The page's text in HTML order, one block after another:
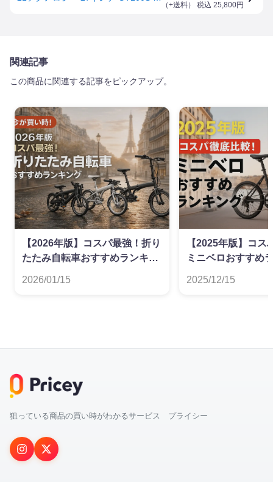
（+送料） 税込 25,800円
関連記事
この商品に関連する記事をピックアップ。
【2026年版】コスパ最強！折り
たたみ自転車おすすめランキン
2026/01/15
【2025年版】コス
ミニベロおすすめ
2025/12/15
狙っている商品の買い時がわかるサービス プライシー